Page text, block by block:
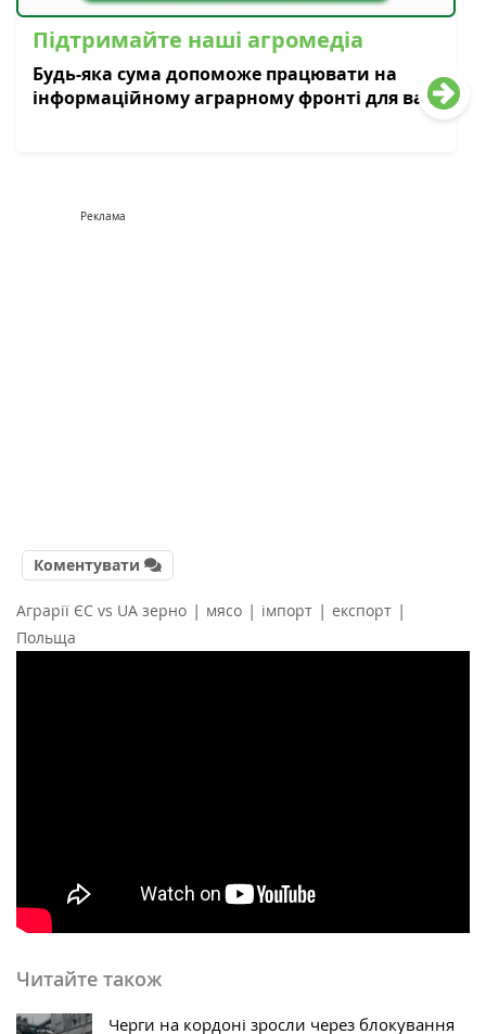
Підтримайте наші агромедіа
Будь-яка сума допоможе працювати на
інформаційному аграрному фронті для вас
Реклама
Коментувати
Аграрії ЄС vs UA зерно | мясо | імпорт | експорт |
Польща
Читайте також
Черги на кордоні зросли через блокування